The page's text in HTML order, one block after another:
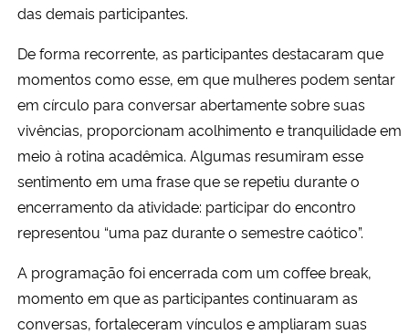
das demais participantes.
De forma recorrente, as participantes destacaram que
momentos como esse, em que mulheres podem sentar
em círculo para conversar abertamente sobre suas
vivências, proporcionam acolhimento e tranquilidade em
meio à rotina acadêmica. Algumas resumiram esse
sentimento em uma frase que se repetiu durante o
encerramento da atividade: participar do encontro
representou “uma paz durante o semestre caótico”.
A programação foi encerrada com um coffee break,
momento em que as participantes continuaram as
conversas, fortaleceram vínculos e ampliaram suas